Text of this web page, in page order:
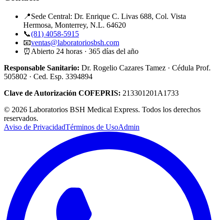
📍Sede Central: Dr. Enrique C. Livas 688, Col. Vista
Hermosa, Monterrey, N.L. 64620
📞(81) 4058-5915
📧ventas@laboratoriosbsh.com
⏰ Abierto 24 horas · 365 días del año
Responsable Sanitario: Dr. Rogelio Cazares Tamez · Cédula Prof.
505802 · Ced. Esp. 3394894
Clave de Autorización COFEPRIS: 213301201A1733
© 2026 Laboratorios BSH Medical Express. Todos los derechos
reservados.
Aviso de PrivacidadTérminos de UsoAdmin